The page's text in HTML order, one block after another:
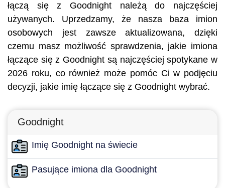
łączą się z Goodnight należą do najczęściej
używanych. Uprzedzamy, że nasza baza imion
osobowych jest zawsze aktualizowana, dzięki
czemu masz możliwość sprawdzenia, jakie imiona
łączące się z Goodnight są najczęściej spotykane w
2026 roku, co również może pomóc Ci w podjęciu
decyzji, jakie imię łączące się z Goodnight wybrać.
Goodnight
Imię Goodnight na świecie
Pasujące imiona dla Goodnight